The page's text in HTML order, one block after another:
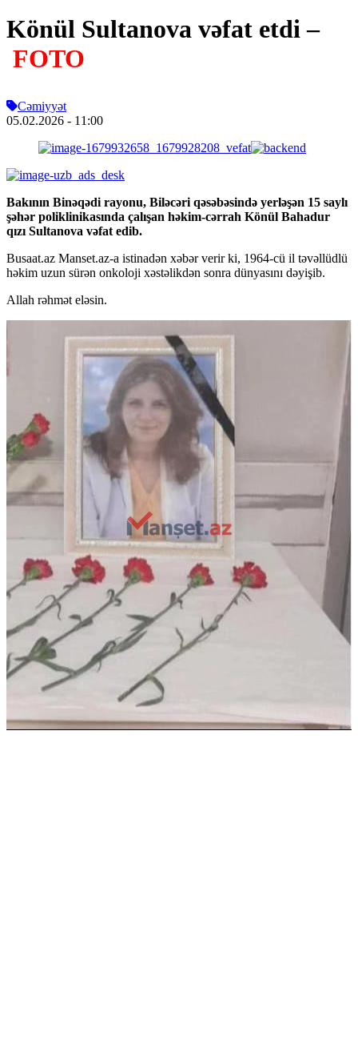
Könül Sultanova vəfat etdi –
FOTO
Cəmiyyət
05.02.2026 - 11:00
Bakının Binəqədi rayonu, Biləcəri qəsəbəsində yerləşən 15 saylı
şəhər poliklinikasında çalışan həkim-cərrah Könül Bahadur
qızı Sultanova vəfat edib.
Busaat.az Manset.az-a istinadən xəbər verir ki, 1964-cü il təvəllüdlü
həkim uzun sürən onkoloji xəstəlikdən sonra dünyasını dəyişib.
Allah rəhmət eləsin.